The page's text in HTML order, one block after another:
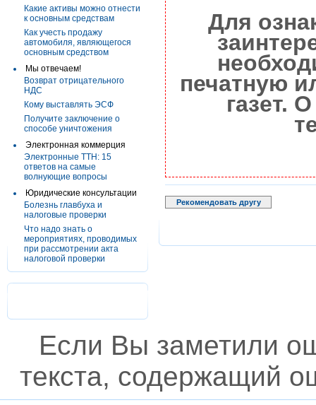
Какие активы можно отнести
к основным средствам
Как учесть продажу
автомобиля, являющегося
основным средством
Мы отвечаем!
Возврат отрицательного
НДС
Кому выставлять ЭСФ
Получите заключение о
способе уничтожения
Электронная коммерция
Электронные ТТН: 15
ответов на самые
волнующие вопросы
Юридические консультации
Болезнь главбуха и
налоговые проверки
Что надо знать о
мероприятиях, проводимых
при рассмотрении акта
налоговой проверки
Для
печатную
газет.
Рекомендовать другу
Если Вы заметили
текста, содержащий